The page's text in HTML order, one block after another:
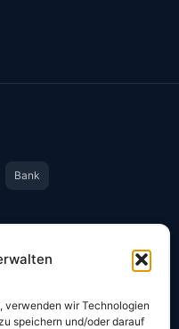
verwenden wir Technologien
speichern und/oder darauf
Bank